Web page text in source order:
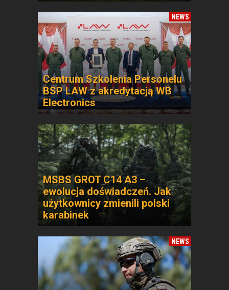
NEWS
Centrum Szkolenia Personelu
BSP LAW z akredytacją WB
Electronics
MSBS GROT C14 A3 –
ewolucja doświadczeń. Jak
użytkownicy zmienili polski
karabinek
NEWS